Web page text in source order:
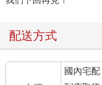
配送方式
國內宅